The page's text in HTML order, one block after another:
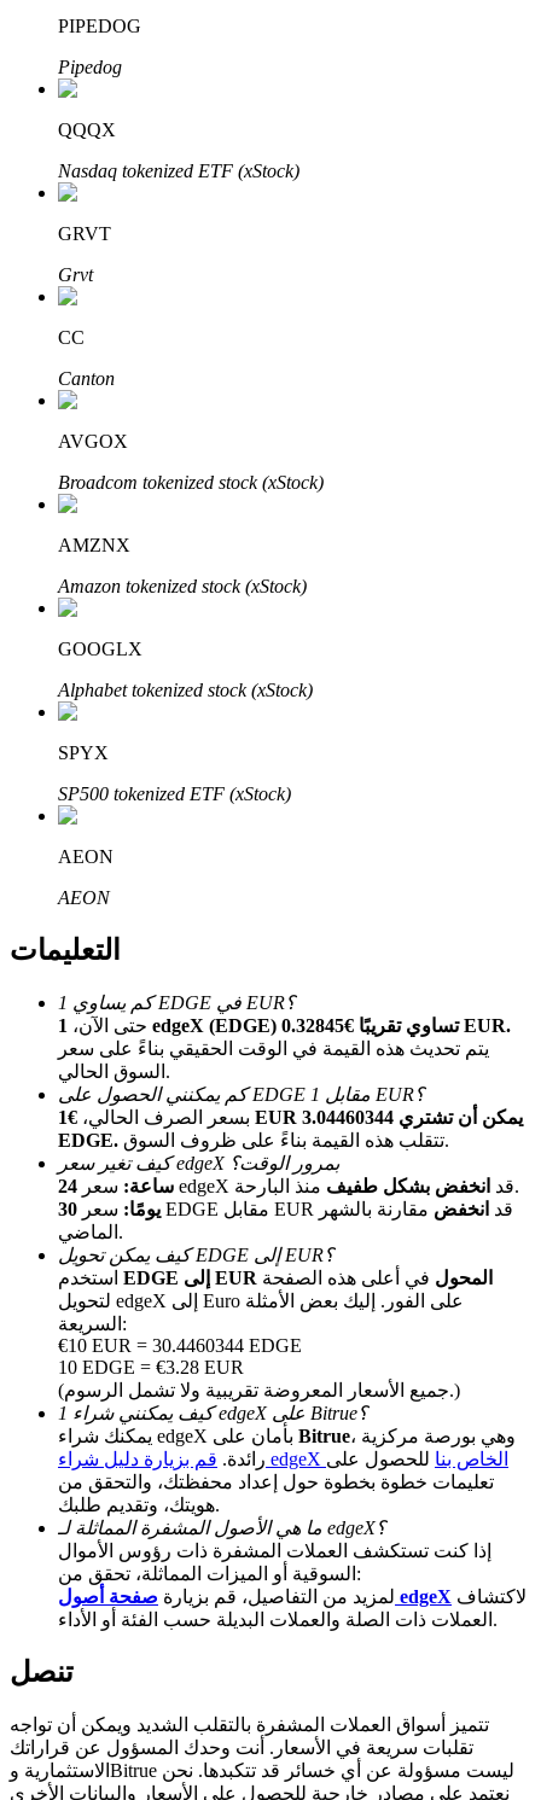
الاستثمار التلقائي
تعرف على كيفية كسب الدخل السلبي
Bitrue
AI
شركاء بيترو
شركاء Bitrue
تصل العمولات إلى 65٪!
الإحالة
قم بدعوة صديق لتحصل على مكافآت نقدية
BTC Welcome Rewards
BTC Welcome Rewards
PIPEDOG
Pipedog
QQQX
Nasdaq tokenized ETF (xStock)
GRVT
Grvt
CC
Canton
AVGOX
Broadcom tokenized stock (xStock)
AMZNX
Amazon tokenized stock (xStock)
GOOGLX
Alphabet tokenized stock (xStock)
SPYX
SP500 tokenized ETF (xStock)
AEON
AEON
التعليمات
كم يساوي 1 EDGE في EUR؟
حتى الآن،
1 edgeX (EDGE) تساوي تقريبًا €0.32845 EUR.
يتم تحديث هذه القيمة في الوقت الحقيقي بناءً على سعر
السوق الحالي.
كم يمكنني الحصول على EDGE مقابل 1 EUR؟
بسعر الصرف الحالي،
€1 EUR يمكن أن تشتري 3.04460344
EDGE.
تتقلب هذه القيمة بناءً على ظروف السوق.
كيف تغير سعر edgeX بمرور الوقت؟
24 ساعة:
سعر edgeX قد انخفض بشكل طفيف
منذ البارحة.
30 يومًا:
سعر EDGE مقابل EUR قد انخفض مقارنة بالشهر
الماضي.
كيف يمكن تحويل EDGE إلى EUR؟
EDGE إلى EUR المحول في أعلى هذه الصفحة
لتحويل edgeX إلى Euro على الفور. إليك بعض الأمثلة
السريعة:
€10 EUR = 30.4460344 EDGE
10 EDGE = €3.28 EUR
(جميع الأسعار المعروضة تقريبية ولا تشمل الرسوم.)
كيف يمكنني شراء 1 edgeX على Bitrue؟
Bitrue، وهي بورصة مركزية
رائدة.
قم بزيارة دليل شراء edgeX الخاص بنا للحصول على
تعليمات خطوة بخطوة حول إعداد محفظتك، والتحقق من
هويتك، وتقديم طلبك.
ما هي الأصول المشفرة المماثلة لـ edgeX؟
إذا كنت تستكشف العملات المشفرة ذات رؤوس الأموال
السوقية أو الميزات المماثلة، تحقق من:
لمزيد من التفاصيل، قم بزيارة صفحة أصول edgeX
العملات ذات الصلة والعملات البديلة حسب الفئة أو الأداء.
تنصل
تتميز أسواق العملات المشفرة بالتقلب الشديد ويمكن أن تواجه
تقلبات سريعة في الأسعار. أنت وحدك المسؤول عن قراراتك
الاستثمارية وBitrue ليست مسؤولة عن أي خسائر قد تتكبدها. نحن
نعتمد على مصادر خارجية للحصول على الأسعار والبيانات الأخرى